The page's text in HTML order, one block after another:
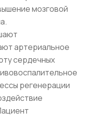
мозговой
артериальное
сердечных
регенерации